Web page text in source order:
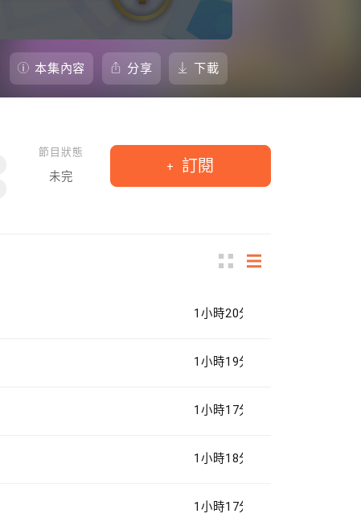
本集內容 分享 下載
節目狀態
未完
訂閱
1小時20分鐘
1小時19分鐘
1小時17分鐘
1小時18分鐘
1小時17分鐘